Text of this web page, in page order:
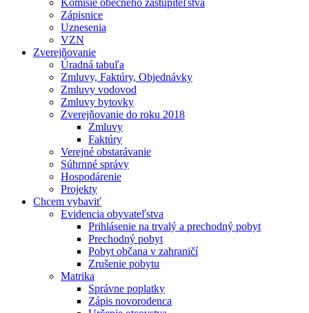
Komisie obecného zastupiteľstva
Zápisnice
Uznesenia
VZN
Zverejňovanie
Úradná tabuľa
Zmluvy, Faktúry, Objednávky
Zmluvy vodovod
Zmluvy bytovky
Zverejňovanie do roku 2018
Zmluvy
Faktúry
Verejné obstarávanie
Súhrnné správy
Hospodárenie
Projekty
Chcem vybaviť
Evidencia obyvateľstva
Prihlásenie na trvalý a prechodný pobyt
Prechodný pobyt
Pobyt občana v zahraničí
Zrušenie pobytu
Matrika
Správne poplatky
Zápis novorodenca